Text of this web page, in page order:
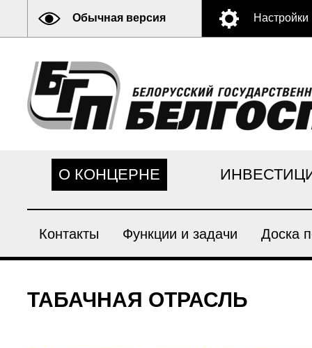
Обычная версия Настройки
О КОНЦЕРНЕ
Контакты Функции и задачи Доска
ТАБАЧНАЯ ОТРАСЛЬ